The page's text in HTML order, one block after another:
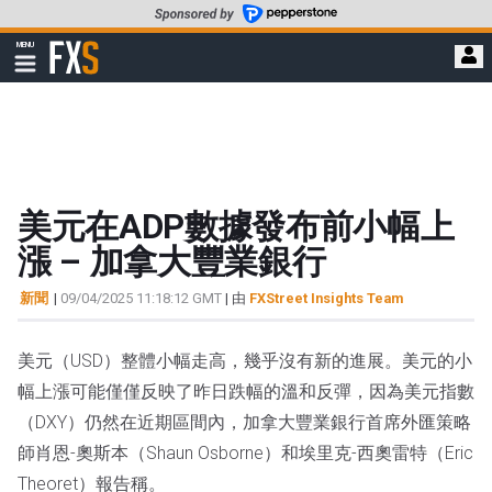
至
要
MENU
顯
示
FXStreet
美元在ADP數據發布前小幅上
漲 – 加拿大豐業銀行
新聞 | 09/04/2025 11:18:12 GMT | 由 FXStreet Insights Team
美元（USD）整體小幅走高，幾乎沒有新的進展。美元的小
幅上漲可能僅僅反映了昨日跌幅的溫和反彈，因為美元指數
（DXY）仍然在近期區間內，加拿大豐業銀行首席外匯策略
師肖恩-奧斯本（Shaun Osborne）和埃里克-西奧雷特（Eric
Theoret）報告稱。